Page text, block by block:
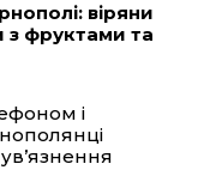
віряни
з фруктами та
і